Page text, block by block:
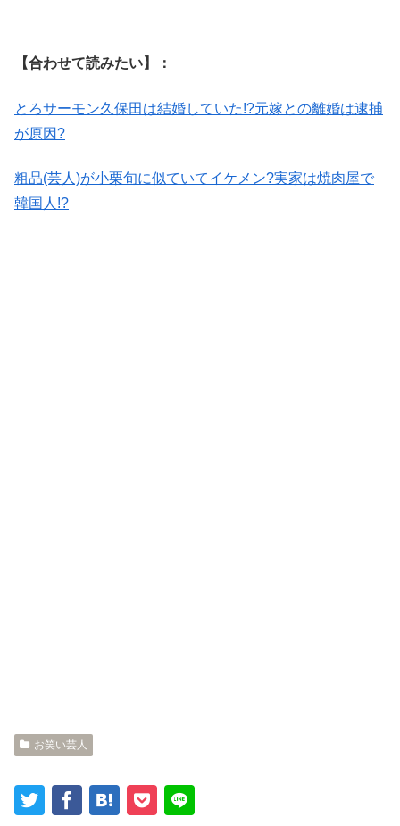
【合わせて読みたい】：
とろサーモン久保田は結婚していた!?元嫁との離婚は逮捕
が原因?
粗品(芸人)が小栗旬に似ていてイケメン?実家は焼肉屋で
韓国人!?
お笑い芸人